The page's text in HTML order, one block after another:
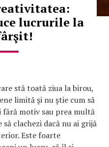
lucrurile la
stă toată ziua la birou,
limită şi nu ştie cum să
fără motiv sau prea multă
clachezi dacă nu ai grijă
Este foarte